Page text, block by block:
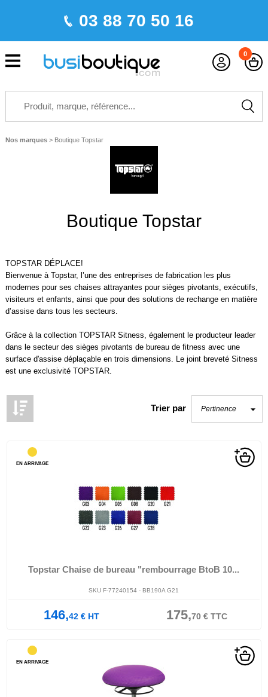
03 88 70 50 16
0
Nos marques > Boutique Topstar
Boutique Topstar
TOPSTAR DÉPLACE!
Bienvenue à Topstar, l’une des entreprises de fabrication les plus
modernes pour ses chaises attrayantes pour sièges pivotants, exécutifs,
visiteurs et enfants, ainsi que pour des solutions de rechange en matière
d’assise dans tous les secteurs.
Grâce à la collection TOPSTAR Sitness, également le producteur leader
dans le secteur des sièges pivotants de bureau de fitness avec une
surface d'assise déplaçable en trois dimensions. Le joint breveté Sitness
est une exclusivité TOPSTAR.
Trier par
Topstar Chaise de bureau "rembourrage BtoB 10...
SKU F-77240154 - BB190A G21
146,42€HT 175,70€TTC
EN ARRIVAGE
EN ARRIVAGE